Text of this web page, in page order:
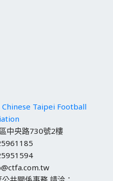
Chinese Taipei Football
中央路730號2樓